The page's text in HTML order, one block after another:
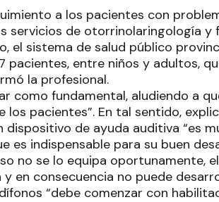
a los pacientes con
servicios de otorrinolaringología y
el sistema de salud público
pacientes, entre niños y adultos,
la profesional.
como fundamental, aludiendo a
los pacientes”. En tal sentido,
dispositivo de ayuda auditiva “es
es indispensable para su buen
no se lo equipa oportunamente,
en consecuencia no puede
“debe comenzar con